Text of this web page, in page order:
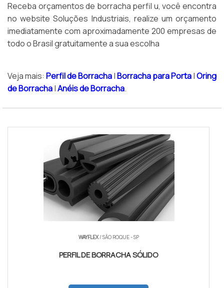
Receba orçamentos de borracha perfil u, você encontra
no website Soluções Industriais, realize um orçamento
imediatamente com aproximadamente 200 empresas de
todo o Brasil gratuitamente a sua escolha
Veja mais: Perfil de Borracha|Borracha para Porta|Oring
de Borracha|Anéis de Borracha.
WAYFLEX/ SÃO ROQUE - SP
PERFIL DE BORRACHA SÓLIDO